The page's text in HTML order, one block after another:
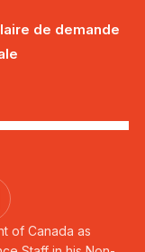
de demande
of Canada as